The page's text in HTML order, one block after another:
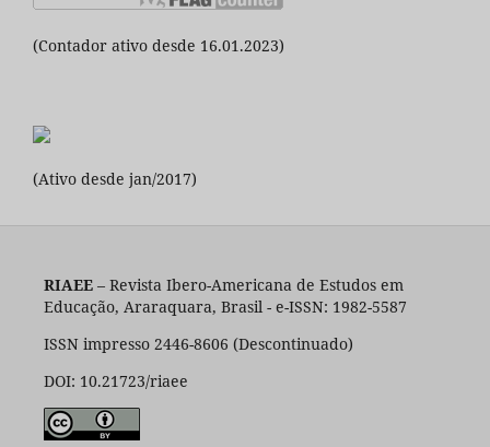
(Contador ativo desde 16.01.2023)
(Ativo desde jan/2017)
RIAEE– Revista Ibero-Americana de Estudos em
Educação, Araraquara, Brasil - e-ISSN: 1982-5587
ISSN impresso 2446-8606 (Descontinuado)
DOI: 10.21723/riaee